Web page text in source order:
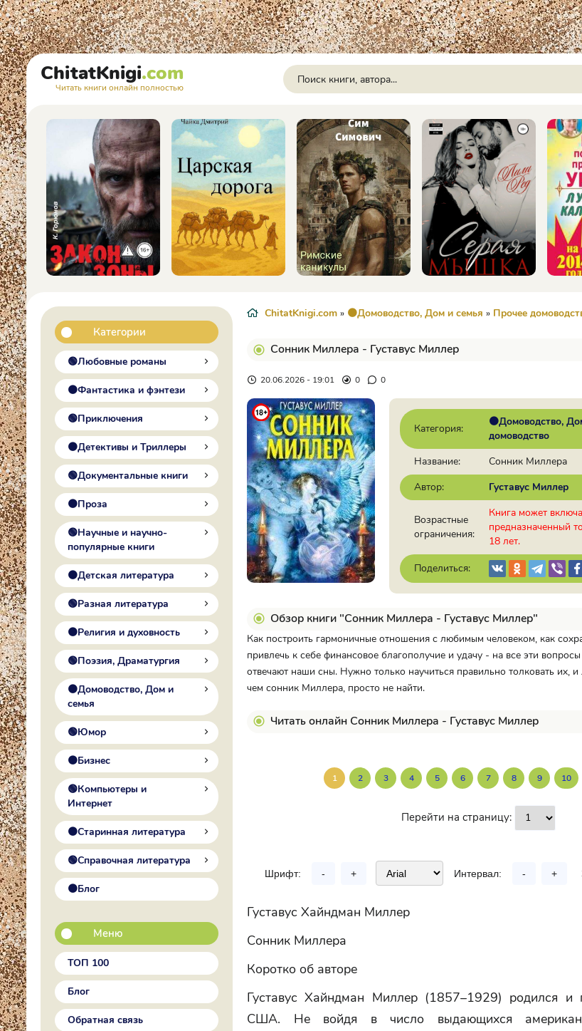
ChitatKnigi.com
Читать книги онлайн полностью
Категории
🟢Любовные романы
🟠Фантастика и фэнтези
🟢Приключения
🟠Детективы и Триллеры
🟢Документальные книги
🟠Проза
🟢Научные и научно-
популярные книги
🟠Детская литература
🟢Разная литература
🟠Религия и духовность
🟢Поэзия, Драматургия
🟠Домоводство, Дом и
семья
🟢Юмор
🟠Бизнес
🟢Компьютеры и
Интернет
🟠Старинная литература
🟢Справочная литература
🟠Блог
Меню
ТОП 100
Блог
Обратная связь
ChitatKnigi.com » 🟠Домоводство, Дом и семья » Прочее
Сонник Миллера - Густавус Миллер
20.06.2026 - 19:01 0 0
Категория:
🟠Домоводство,
домоводство
Название:
Сонник Миллера
Автор:
Густавус Миллер
Возрастные
ограничения:
Книга может
предназначенный
18 лет.
Поделиться:
Обзор книги "Сонник Миллера - Густавус Миллер"
Как построить гармоничные отношения с любимым человеком, как
привлечь к себе финансовое благополучие и удачу - на все эти
отвечают наши сны. Нужно только научиться правильно толковать их,
чем сонник Миллера, просто не найти.
Читать онлайн Сонник Миллера - Густавус Миллер
1 2 3 4 5 6 7 8 9 10
Перейти на страницу:
Шрифт: - + Интервал: - +
Густавус Хайндман Миллер
Сонник Миллера
Коротко об авторе
Густавус Хайндман Миллер (1857–1929) родился
США. Не войдя в число выдающихся